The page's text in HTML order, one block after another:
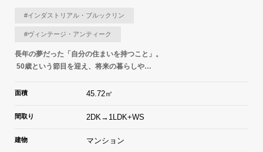
#インダストリアル・ブルックリン
#ヴィンテージ・アンティーク
長年の夢だった「自分の住まいを持つこと」。
50歳という節目を迎え、将来の暮らしや…
面積 45.72㎡
間取り 2DK→1LDK+WS
建物 マンション